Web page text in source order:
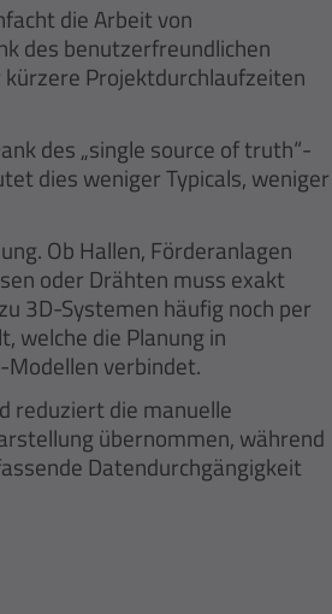
die Arbeit von
des benutzerfreundlichen
Projektdurchlaufzeiten
des „single source of truth“-
dies weniger Typicals, weniger
Ob Hallen, Förderanlagen
oder Drähten muss exakt
3D-Systemen häufig noch per
welche die Planung in
verbindet.
reduziert die manuelle
übernommen, während
Datendurchgängigkeit